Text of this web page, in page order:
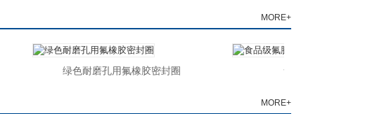
MORE+
绿色耐磨孔用氟橡胶密封圈 食品级氟胶O型圈
MORE+